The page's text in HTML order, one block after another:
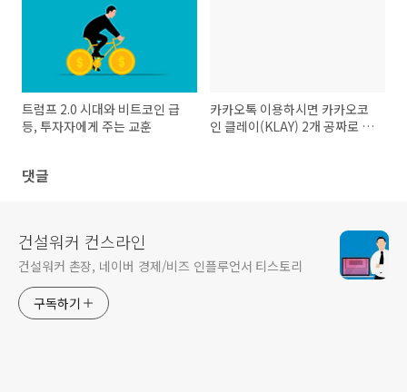
트럼프 2.0 시대와 비트코인 급
등, 투자자에게 주는 교훈
카카오톡 이용하시면 카카오코
인 클레이(KLAY) 2개 공짜로 받
댓글
건설워커 컨스라인
건설워커 촌장, 네이버 경제/비즈 인플루언서 티스토리
구독하기